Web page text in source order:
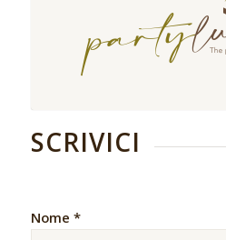
SCRIVICI
Nome *